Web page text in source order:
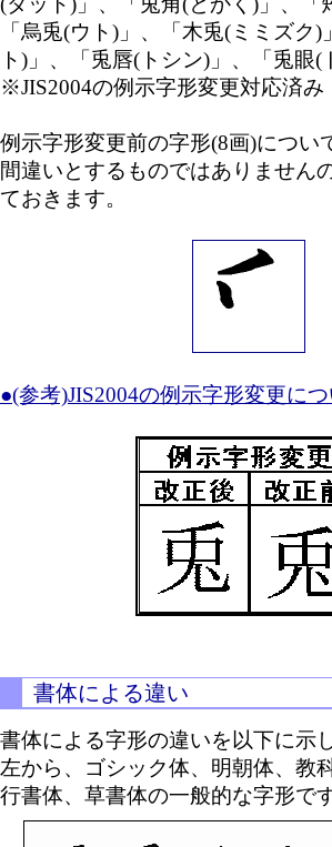
「烏兎(ウト)」、「木兎(ミミズク
ト)」、「兎唇(トシン)」、「兎眼(
※JIS2004の例示字形変更対応済み
例示字形変更前の字形(8画)につい
間違いとするものではありません
ておきます。
●(参考)JIS2004の例示字形変更に
書体による違い
書体による字形の違いを以下に示
左から、ゴシック体、明朝体、教
行書体、草書体の一般的な字形です